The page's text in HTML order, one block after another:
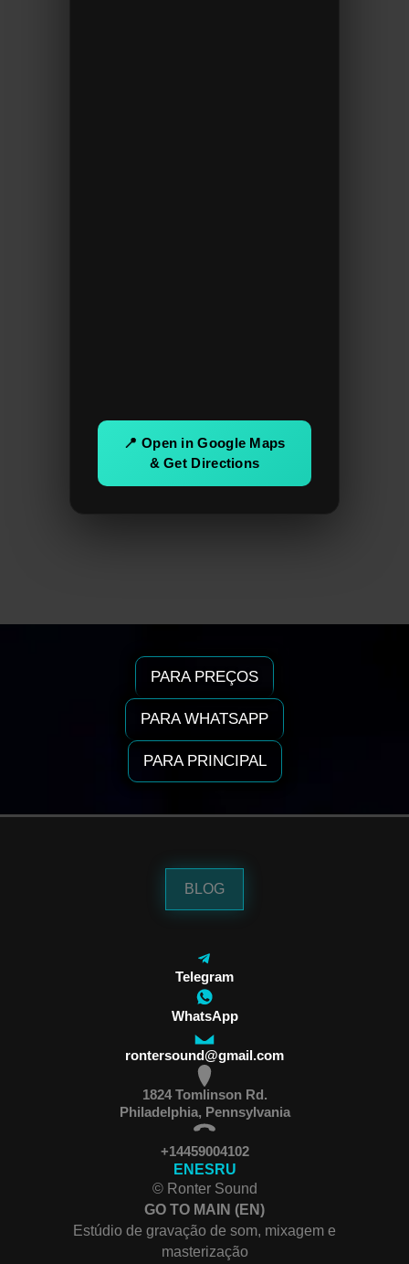
📍 Open in Google Maps
& Get Directions
PARA PREÇOS
PARA WHATSAPP
PARA PRINCIPAL
BLOG
Telegram
WhatsApp
rontersound@gmail.com
1824 Tomlinson Rd.
Philadelphia, Pennsylvania
+14459004102
EN ES RU
© Ronter Sound
GO TO MAIN (EN)
Estúdio de gravação de som, mixagem e
masterização